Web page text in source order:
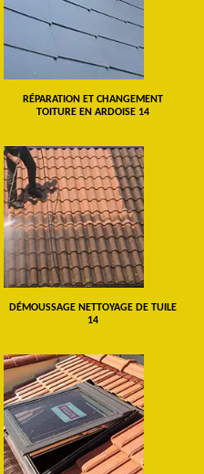
RÉPARATION ET CHANGEMENT
TOITURE EN ARDOISE 14
DÉMOUSSAGE NETTOYAGE DE TUILE
14